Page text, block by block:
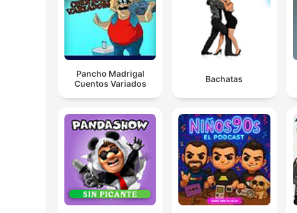
Pancho Madrigal
Cuentos Variados
Bachatas